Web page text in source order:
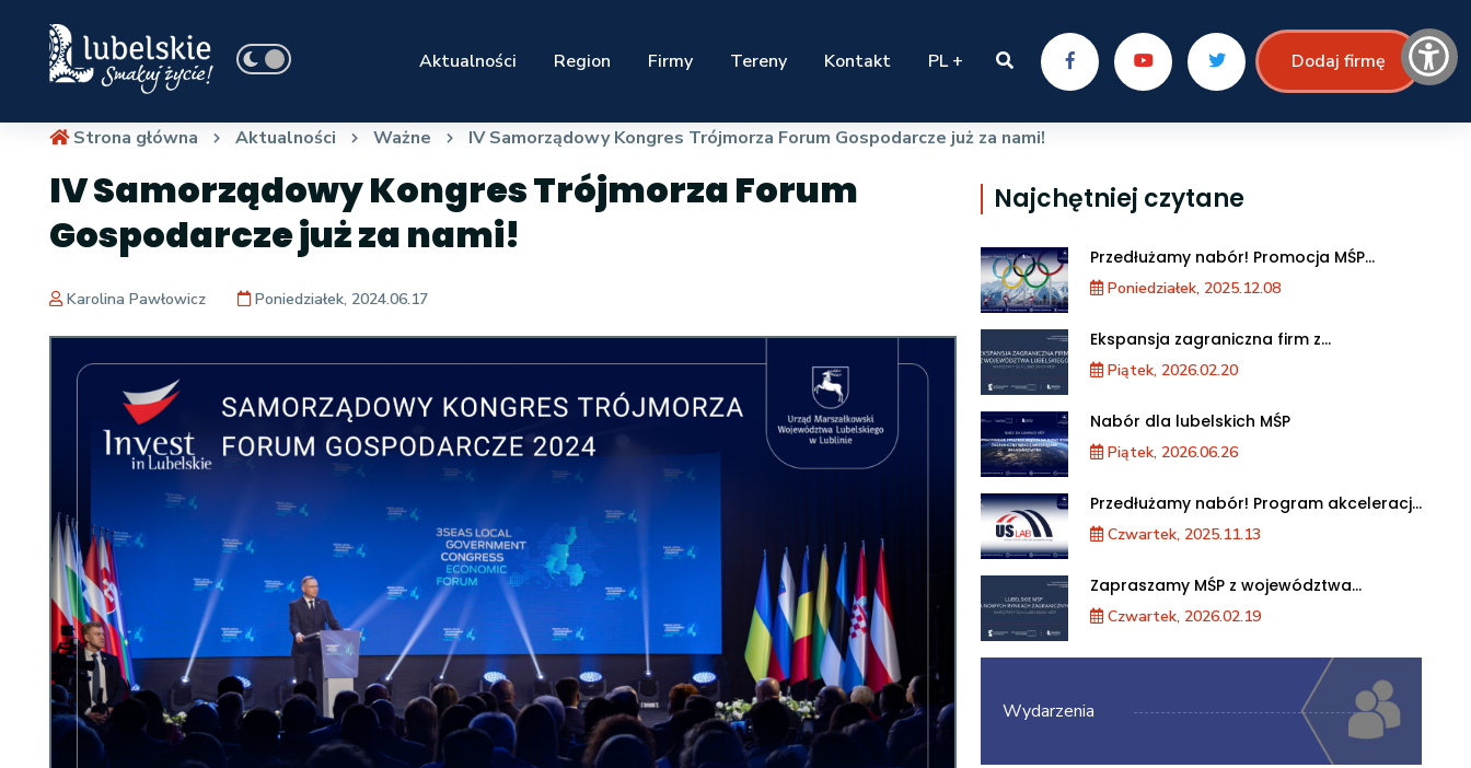
Aktualności Region Firmy Tereny Kontakt PL + Dodaj firmę
Strona główna Aktualności Ważne IV Samorządowy Kongres Trójmorza Forum Gospodarcze już za nami!
IV Samorządowy Kongres Trójmorza Forum
Gospodarcze już za nami!
Karolina Pawłowicz Poniedziałek, 2024.06.17
Najchętniej czytane
Przedłużamy nabór! Promocja MŚP
podczas XXV Zimowych Igrzysk
Olimpijskich we Włoszech
Poniedziałek, 2025.12.08
Ekspansja zagraniczna firm z
województwa lubelskiego. Warsztaty dla
MŚPPiątek, 2026.02.20
Nabór dla lubelskich MŚP
Piątek, 2026.06.26
Przedłużamy nabór! Program akceleracji
przedsiębiorstw
Czwartek, 2025.11.13
Zapraszamy MŚP z województwa
lubelskiego na warsztaty „Lubelskie MŚP
na nowych rynkach zagranicznych”
Czwartek, 2026.02.19
Wydarzenia